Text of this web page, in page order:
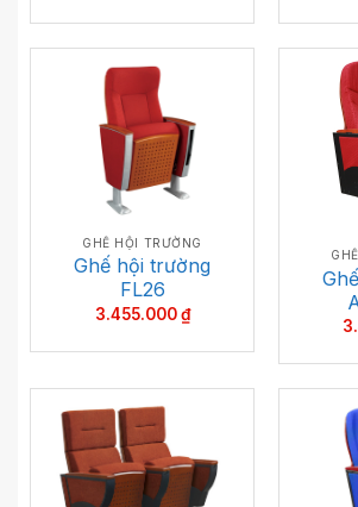
GHẾ HỘI TRƯỜNG
Ghế hội trường
FL26
3.455.000₫